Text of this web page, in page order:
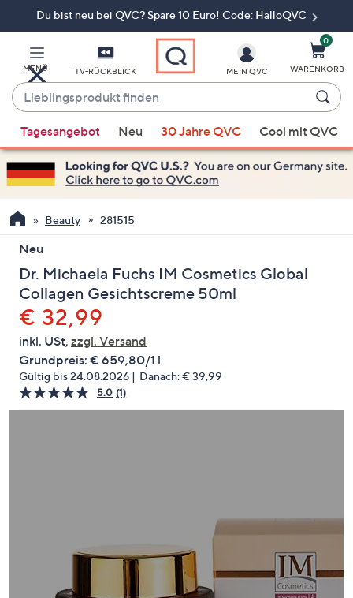
Du bist neu bei QVC? Spare 10 Euro! Code: HalloQVC
MENÜ TV-RÜCKBLICK
Lieblingsprodukt
finden
Vorschläge
verfügbar
sind,
verwenden
Sie
die
Pfeiltasten
nach
oben
und
nach
unten
oder
wischen
anzuzeigen.
MEIN QVC
0
WARENKORB
Tagesangebot Neu 30 Jahre QVC Cool mit QVC
Beauty 281515
Neu
Dr. Michaela Fuchs IM Cosmetics Global
Collagen Gesichtscreme 50ml
Gelöscht
€ 32,99
inkl. USt, zzgl. Versand
Grundpreis: € 659,80/1 l
Gültig bis 24.08.2026 Danach:€ 39,99
5.0 Bewertung
lesen.
(1)